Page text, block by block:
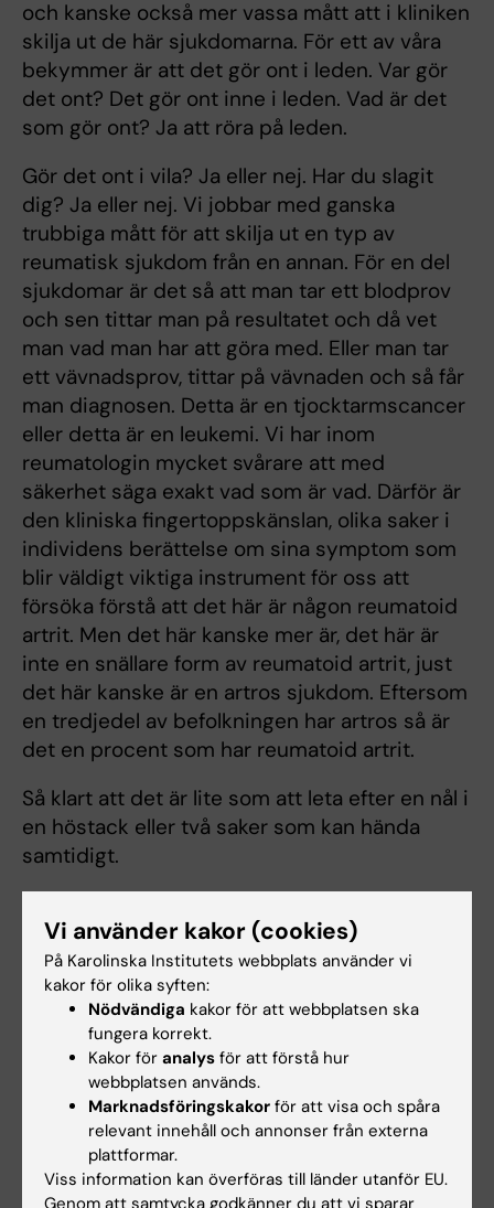
och kanske också mer vassa mått att i kliniken
skilja ut de här sjukdomarna. För ett av våra
bekymmer är att det gör ont i leden. Var gör
det ont? Det gör ont inne i leden. Vad är det
som gör ont? Ja att röra på leden.
Gör det ont i vila? Ja eller nej. Har du slagit
dig? Ja eller nej. Vi jobbar med ganska
trubbiga mått för att skilja ut en typ av
reumatisk sjukdom från en annan. För en del
sjukdomar är det så att man tar ett blodprov
och sen tittar man på resultatet och då vet
man vad man har att göra med. Eller man tar
ett vävnadsprov, tittar på vävnaden och så får
man diagnosen. Detta är en tjocktarmscancer
eller detta är en leukemi. Vi har inom
reumatologin mycket svårare att med
säkerhet säga exakt vad som är vad. Därför är
den kliniska fingertoppskänslan, olika saker i
individens berättelse om sina symptom som
blir väldigt viktiga instrument för oss att
försöka förstå att det här är någon reumatoid
artrit. Men det här kanske mer är, det här är
inte en snällare form av reumatoid artrit, just
det här kanske är en artros sjukdom. Eftersom
en tredjedel av befolkningen har artros så är
det en procent som har reumatoid artrit.
Så klart att det är lite som att leta efter en nål i
en höstack eller två saker som kan hända
samtidigt.
CECILIA - 00:15:09
Du nämnde ju smärta som ett tydligt
symptom. Är det det mest signifikanta vid
ledgångsreumatism alltså?
JOHAN - 00:15:17
Vi använder kakor (cookies)
På Karolinska Institutets webbplats använder vi
kakor för olika syften:
Nödvändiga kakor för att webbplatsen ska
fungera korrekt.
Kakor för analys för att förstå hur
webbplatsen används.
Marknadsföringskakor för att visa och spåra
relevant innehåll och annonser från externa
plattformar.
Viss information kan överföras till länder utanför EU.
Genom att samtycka godkänner du att vi sparar